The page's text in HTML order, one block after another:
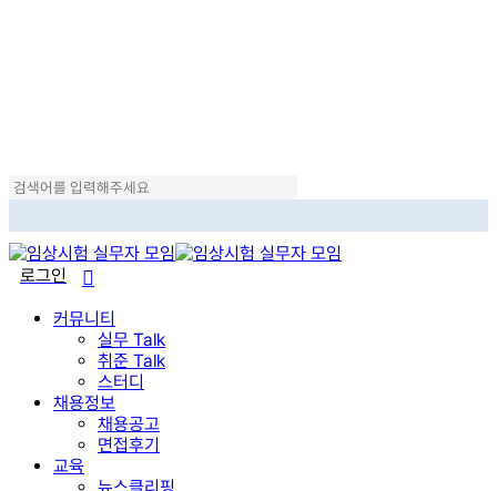
Search
로그인
커뮤니티
실무 Talk
취준 Talk
스터디
채용정보
채용공고
면접후기
교육